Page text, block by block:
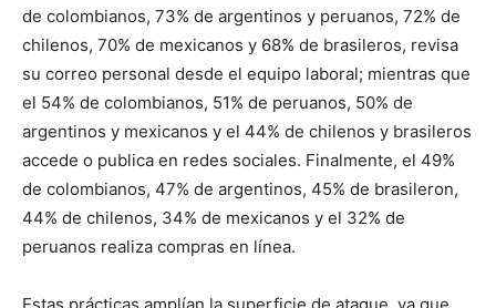
de colombianos, 73% de argentinos y peruanos, 72% de
chilenos, 70% de mexicanos y 68% de brasileros, revisa
su correo personal desde el equipo laboral; mientras que
el 54% de colombianos, 51% de peruanos, 50% de
argentinos y mexicanos y el 44% de chilenos y brasileros
accede o publica en redes sociales. Finalmente, el 49%
de colombianos, 47% de argentinos, 45% de brasileron,
44% de chilenos, 34% de mexicanos y el 32% de
peruanos realiza compras en línea.